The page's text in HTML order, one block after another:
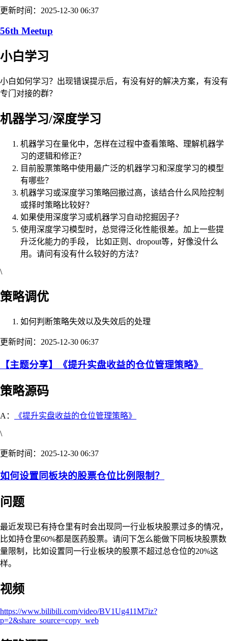
更新时间：2025-12-30 06:37
56th Meetup
小白学习
小白如何学习？出现错误提示后，有没有好的解决方案，有没有
专门对接的群？
机器学习/深度学习
机器学习在量化中，怎样在过程中查看策略、理解机器学
习的逻辑和修正？
目前股票策略中使用最广泛的机器学习和深度学习的模型
有哪些？
机器学习或深度学习策略回撤过高，该结合什么风险控制
或择时策略比较好？
如果使用深度学习或机器学习自动挖掘因子？
使用深度学习模型时，总觉得泛化性能很差。加上一些提
升泛化能力的手段， 比如正则、dropout等，好像没什么
用。请问有没有什么较好的方法？
\
策略调优
如何判断策略失效以及失效后的处理
更新时间：2025-12-30 06:37
【主题分享】《提升实盘收益的仓位管理策略》
策略源码
A： 《提升实盘收益的仓位管理策略》
\
更新时间：2025-12-30 06:37
如何设置同板块的股票仓位比例限制？
问题
最近发现已有持仓里有时会出现同一行业板块股票过多的情况，
比如持仓里60%都是医药股票。请问下怎么能做下同板块股票数
量限制，比如设置同一行业板块的股票不超过总仓位的20%这
样。
视频
https://www.bilibili.com/video/BV1Ug411M7iz?
p=2&share_source=copy_web